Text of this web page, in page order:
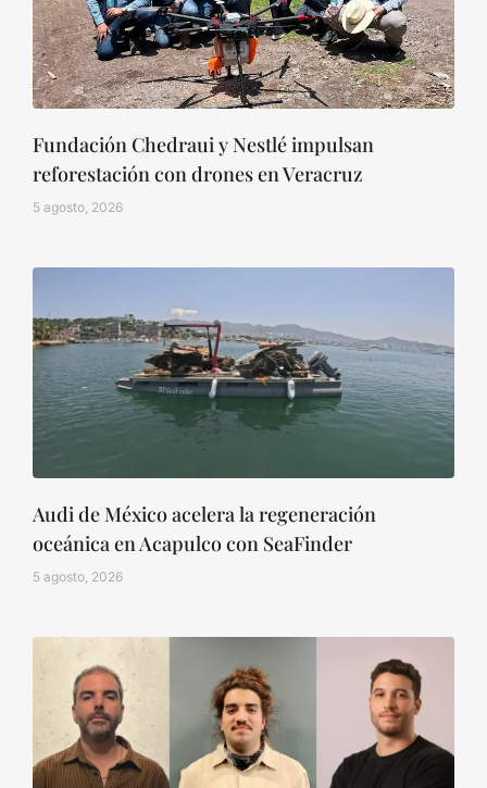
Fundación Chedraui y Nestlé impulsan
reforestación con drones en Veracruz
5 agosto, 2026
Audi de México acelera la regeneración
oceánica en Acapulco con SeaFinder
5 agosto, 2026